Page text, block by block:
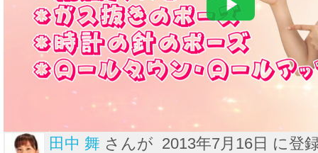
田中 舞 さんが 2013年7月16日 に登